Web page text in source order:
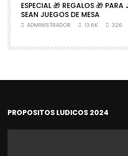
ESPECIAL 🎁 REGALOS 🎁
SEAN JUEGOS DE MESA
ADMINISTRADOR 13.6K 326
PROPOSITOS LUDICOS 2024